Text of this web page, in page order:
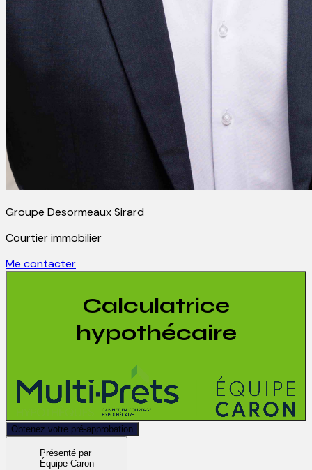
Groupe Desormeaux Sirard
Courtier immobilier
Me contacter
Calculatrice
hypothécaire
Obtenez votre pré-approbation
Présenté par
Équipe Caron